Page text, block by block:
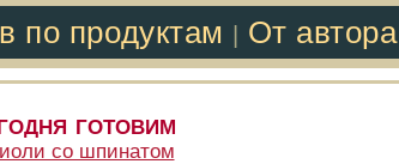
по продуктам От автора
готовим
со шпинатом